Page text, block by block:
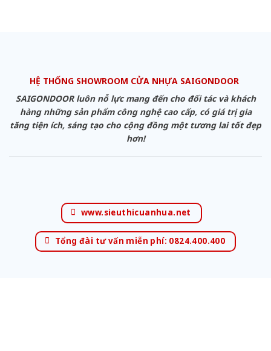
HỆ THỐNG SHOWROOM CỬA NHỰA SAIGONDOOR
SAIGONDOOR luôn nỗ lực mang đến cho đối tác và khách
hàng những sản phẩm công nghệ cao cấp, có giá trị gia
tăng tiện ích, sáng tạo cho cộng đồng một tương lai tốt đẹp
hơn!
www.sieuthicuanhua.net
Tổng đài tư vấn miễn phí: 0824.400.400